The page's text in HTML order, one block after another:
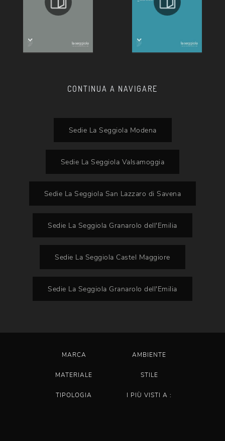
CONTINUA A NAVIGARE
Sedie La Seggiola Modena
Sedie La Seggiola Valsamoggia
Sedie La Seggiola San Lazzaro di Savena
Sedie La Seggiola Granarolo dell'Emilia
Sedie La Seggiola Castel Maggiore
Sedie La Seggiola Granarolo dell'Emilia
MARCA AMBIENTE
MATERIALE STILE
TIPOLOGIA I PIÙ VISTI A :